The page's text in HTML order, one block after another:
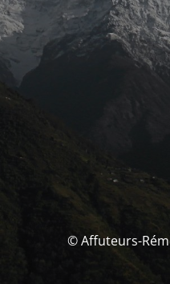
© Affuteurs-